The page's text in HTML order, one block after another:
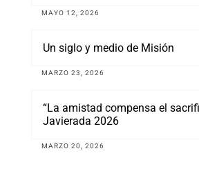
MAYO 12, 2026
Un siglo y medio de Misión
MARZO 23, 2026
“La amistad compensa el
Javierada 2026
MARZO 20, 2026